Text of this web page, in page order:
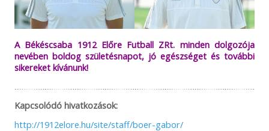
A Békéscsaba 1912 Előre Futball ZRt. minden dolgozója
nevében boldog születésnapot, jó egészséget és további
sikereket kívánunk!
Kapcsolódó hivatkozások:
http://1912elore.hu/site/staff/boer-gabor/